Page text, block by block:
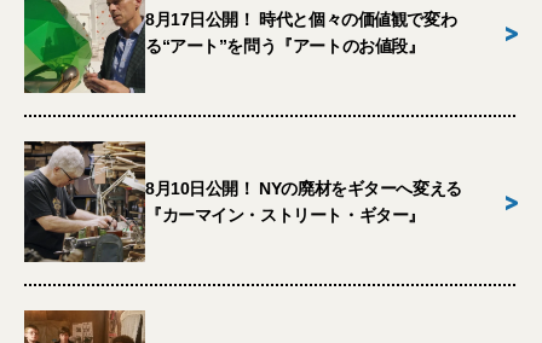
8月17日公開！ 時代と個々の価値観で変わ
る“アート”を問う『アートのお値段』
>
8月10日公開！ NYの廃材をギターへ変える
『カーマイン・ストリート・ギター』
>